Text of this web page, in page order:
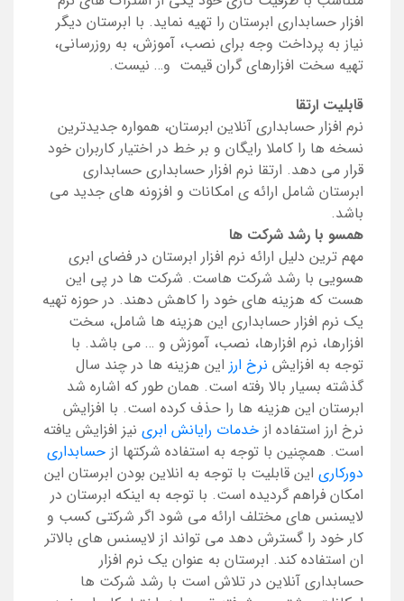
افزار حسابداری ابرستان را تهیه نماید. با ابرستان دیگر
نیاز به پرداخت وجه برای نصب، آموزش، به روزرسانی،
تهیه سخت افزارهای گران قیمت و… نیست.
قابلیت ارتقا
نرم افزار حسابداری آنلاین ابرستان، همواره جدیدترین
نسخه ها را کاملا رایگان و بر خط در اختیار کاربران خود
قرار می دهد. ارتقا نرم افزار حسابداری حسابداری
ابرستان شامل ارائه ی امکانات و افزونه های جدید می
باشد.
همسو با رشد شرکت ها
مهم ترین دلیل ارائه نرم افزار ابرستان در فضای ابری
هسویی با رشد شرکت هاست. شرکت ها در پی این
هست که هزینه های خود را کاهش دهند. در حوزه تهیه
یک نرم افزار حسابداری این هزینه ها شامل، سخت
افزارها، نرم افزارها، نصب، آموزش و … می باشد. با
توجه به افزایش نرخ ارز این هزینه ها در چند سال
گذشته بسیار بالا رفته است. همان طور که اشاره شد
ابرستان این هزینه ها را حذف کرده است. با افزایش
نرخ ارز استفاده از خدمات رایانش ابری نیز افزایش یافته
است. همچنین با توجه به استفاده شرکتها از حسابداری
دورکاری این قابلیت با توجه به انلاین بودن ابرستان این
امکان فراهم گردیده است. با توجه به اینکه ابرستان در
لایسنس های مختلف ارائه می شود اگر شرکتی کسب و
کار خود را گسترش دهد می تواند از لایسنس های بالاتر
ان استفاده کند. ابرستان به عنوان یک نرم افزار
حسابداری آنلاین در تلاش است با رشد شرکت ها